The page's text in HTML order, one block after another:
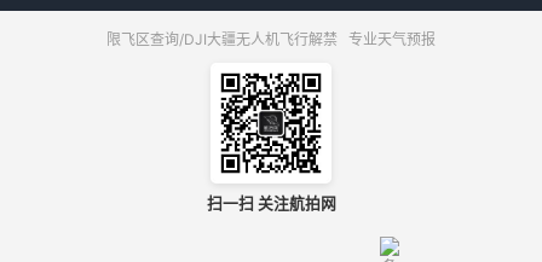
限飞区查询/DJI大疆无人机飞行解禁 专业天气预报
扫一扫 关注航拍网